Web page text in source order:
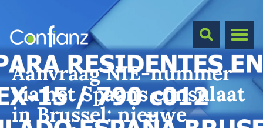
Aanvraag NIE-nummer
via het Spaans consulaat
in Brussel: nieuwe